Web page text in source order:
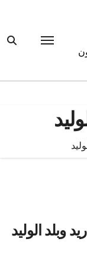
وبلد الوليد